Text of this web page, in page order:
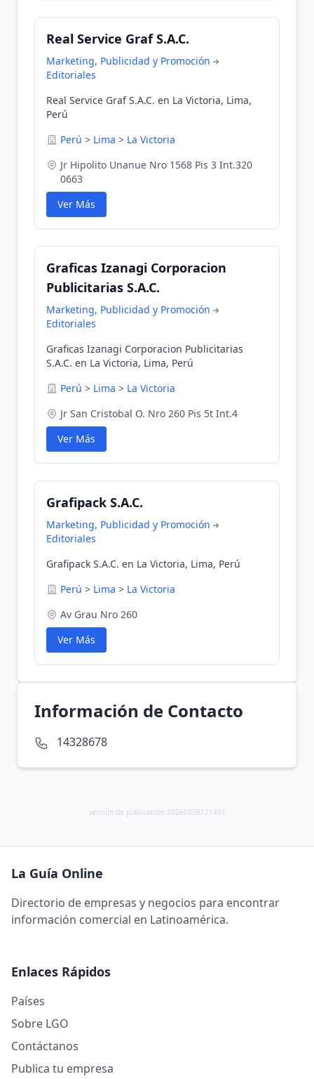
Real Service Graf S.A.C.
Marketing, Publicidad y Promoción
Editoriales
Real Service Graf S.A.C. en La Victoria, Lima,
Perú
Perú > Lima > La Victoria
Jr Hipolito Unanue Nro 1568 Pis 3 Int.320
0663
Ver Más
Graficas Izanagi Corporacion
Publicitarias S.A.C.
Marketing, Publicidad y Promoción
Editoriales
Graficas Izanagi Corporacion Publicitarias
S.A.C. en La Victoria, Lima, Perú
Perú > Lima > La Victoria
Jr San Cristobal O. Nro 260 Pis 5t Int.4
Ver Más
Grafipack S.A.C.
Marketing, Publicidad y Promoción
Editoriales
Grafipack S.A.C. en La Victoria, Lima, Perú
Perú > Lima > La Victoria
Av Grau Nro 260
Ver Más
Información de Contacto
14328678
versión de publicación 20260808121451
La Guía Online
Directorio de empresas y negocios para encontrar
información comercial en Latinoamérica.
Enlaces Rápidos
Países
Sobre LGO
Contáctanos
Publica tu empresa